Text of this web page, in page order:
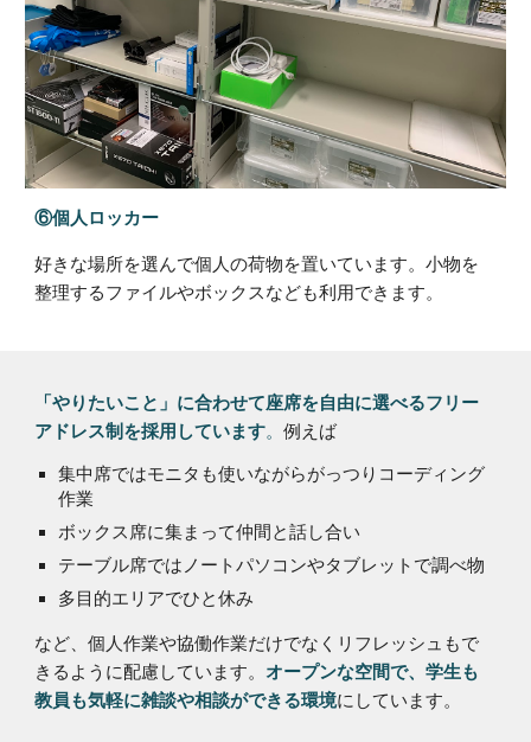
⑥個人ロッカー
好きな場所を選んで個人の荷物を置いています。小物を
整理するファイルやボックスなども利用できます。
「やりたいこと」に合わせて座席を自由に選べるフリー
アドレス制を採用しています。例えば
集中席ではモニタも使いながらがっつりコーディング
作業
ボックス席に集まって仲間と話し合い
テーブル席ではノートパソコンやタブレットで調べ物
多目的エリアでひと休み
など、個人作業や協働作業だけでなくリフレッシュもで
きるように配慮しています。オープンな空間で、学生も
教員も気軽に雑談や相談ができる環境にしています。